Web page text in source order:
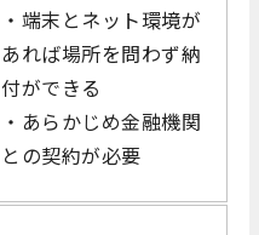
・端末とネット環境が
あれば場所を問わず納
付ができる
・あらかじめ金融機関
との契約が必要